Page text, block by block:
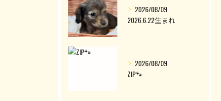
2026/08/09
2026.6.22生まれ
2026/08/09
ZIP🐾